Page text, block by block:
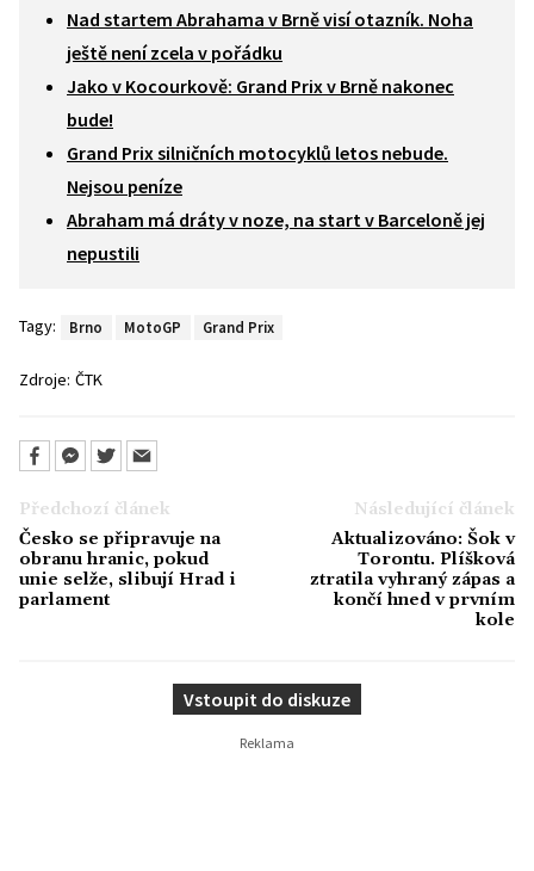
Nad startem Abrahama v Brně visí otazník. Noha
ještě není zcela v pořádku
Jako v Kocourkově: Grand Prix v Brně nakonec
bude!
Grand Prix silničních motocyklů letos nebude.
Nejsou peníze
Abraham má dráty v noze, na start v Barceloně jej
nepustili
Tagy: Brno MotoGP Grand Prix
Zdroje: ČTK
Předchozí článek
Česko se připravuje na
obranu hranic, pokud
unie selže, slibují Hrad i
parlament
Následující článek
Aktualizováno: Šok v
Torontu. Plíšková
ztratila vyhraný zápas a
končí hned v prvním
kole
Vstoupit do diskuze